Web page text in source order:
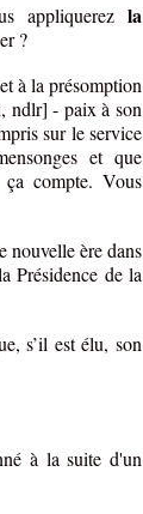
appliquerez la
?
à la présomption
ndlr] - paix à son
sur le service
et que
compte. Vous
nouvelle ère dans
Présidence de la
s’il est élu, son
à la suite d'un